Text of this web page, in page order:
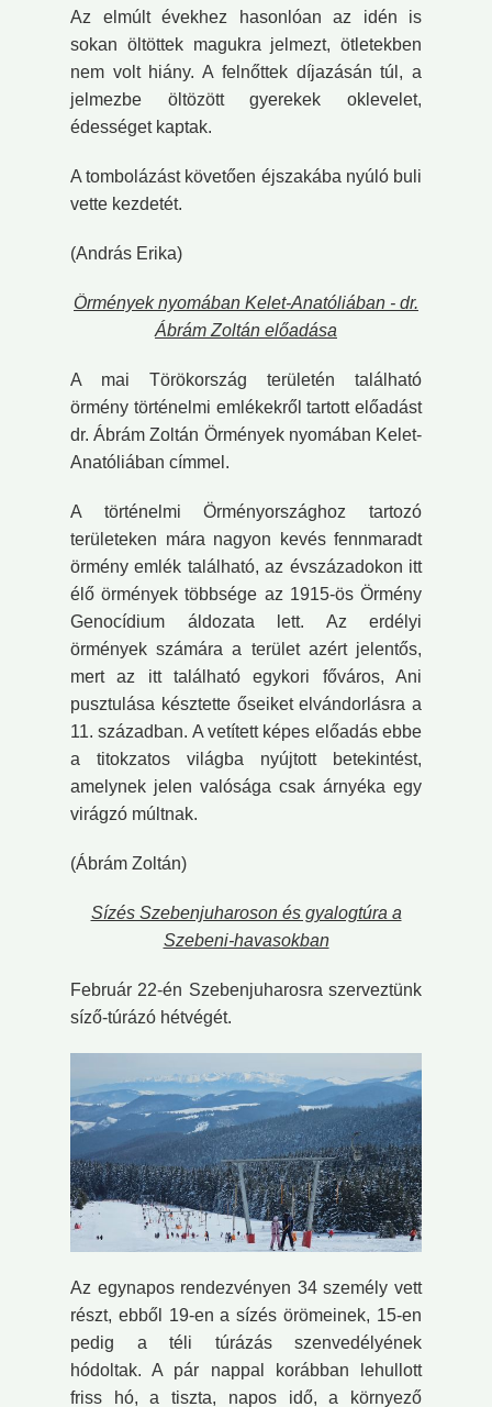
Az elmúlt évekhez hasonlóan az idén is
sokan öltöttek magukra jelmezt, ötletekben
nem volt hiány. A felnőttek díjazásán túl, a
jelmezbe öltözött gyerekek oklevelet,
édességet kaptak.
A tombolázást követően éjszakába nyúló buli
vette kezdetét.
(András Erika)
Örmények nyomában Kelet-Anatóliában - dr.
Ábrám Zoltán előadása
A mai Törökország területén található
örmény történelmi emlékekről tartott előadást
dr. Ábrám Zoltán Örmények nyomában Kelet-
Anatóliában címmel.
A történelmi Örményországhoz tartozó
területeken mára nagyon kevés fennmaradt
örmény emlék található, az évszázadokon itt
élő örmények többsége az 1915-ös Örmény
Genocídium áldozata lett. Az erdélyi
örmények számára a terület azért jelentős,
mert az itt található egykori főváros, Ani
pusztulása késztette őseiket elvándorlásra a
11. században. A vetített képes előadás ebbe
a titokzatos világba nyújtott betekintést,
amelynek jelen valósága csak árnyéka egy
virágzó múltnak.
(Ábrám Zoltán)
Sízés Szebenjuharoson és gyalogtúra a
Szebeni-havasokban
Február 22-én Szebenjuharosra szerveztünk
síző-túrázó hétvégét.
Az egynapos rendezvényen 34 személy vett
részt, ebből 19-en a sízés örömeinek, 15-en
pedig a téli túrázás szenvedélyének
hódoltak. A pár nappal korábban lehullott
friss hó, a tiszta, napos idő, a környező